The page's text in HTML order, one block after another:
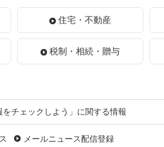
住宅・不動産
税制・相続・贈与
をチェックしよう」に関する情報
メールニュース配信登録